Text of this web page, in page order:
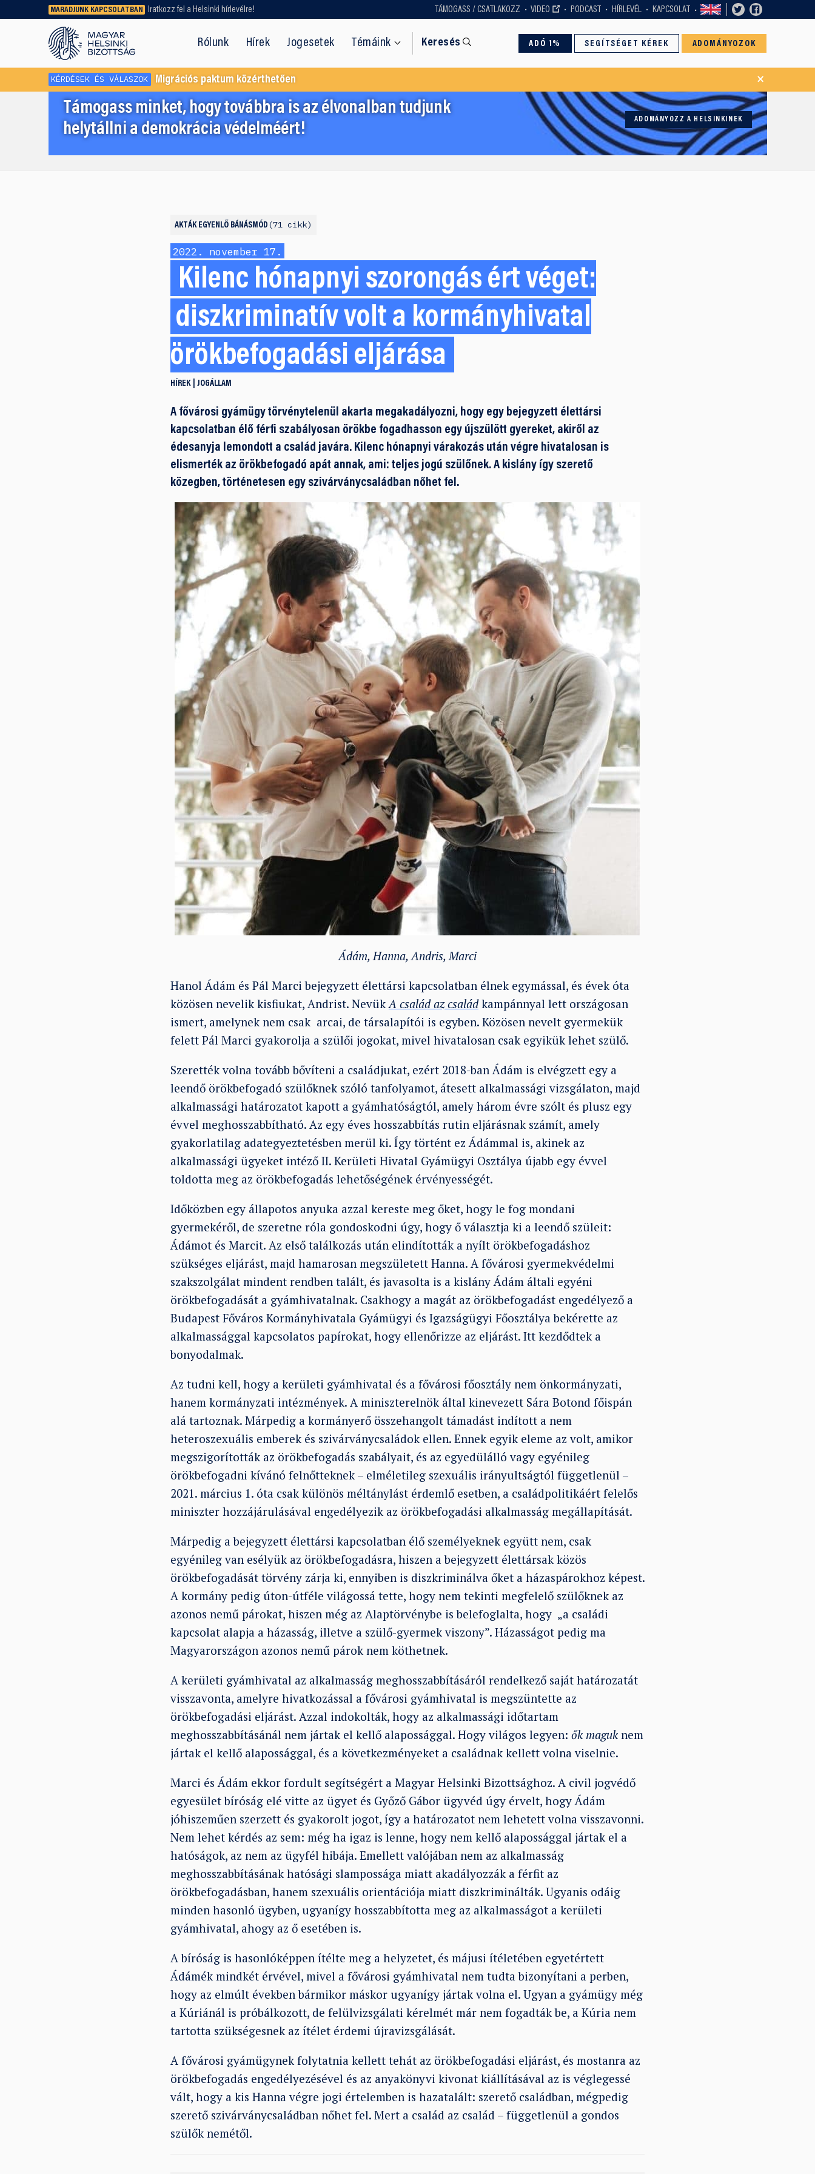
MARADJUNK KAPCSOLATBAN Iratkozz fel a Helsinki hírlevélre! TÁMOGASS / CSATLAKOZZ VIDEO PODCAST HÍRLEVÉL KAPCSOLAT
Rólunk Hírek Jogesetek Témáink Keresés ADÓ 1% SEGÍTSÉGET KÉREK ADOMÁNYOZOK
Régebbi tartalmat vagy
dokumentumot keresel? Használd a
keresőnket!
KÉRDÉSEK ÉS VÁLASZOK Migrációs paktum közérthetően ×
Támogass minket, hogy továbbra is az élvonalban tudjunk
helytállni a demokrácia védelméért!
ADOMÁNYOZZ A HELSINKINEK
AKTÁK EGYENLŐ BÁNÁSMÓD 71 cikk
2022. november 17.
Kilenc hónapnyi szorongás ért véget:
diszkriminatív volt a kormányhivatal
örökbefogadási eljárása
HÍREK JOGÁLLAM
A fővárosi gyámügy törvénytelenül akarta megakadályozni, hogy egy bejegyzett élettársi
kapcsolatban élő férfi szabályosan örökbe fogadhasson egy újszülött gyereket, akiről az
édesanyja lemondott a család javára. Kilenc hónapnyi várakozás után végre hivatalosan is
elismerték az örökbefogadó apát annak, ami: teljes jogú szülőnek. A kislány így szerető
közegben, történetesen egy szivárványcsaládban nőhet fel.
Ádám, Hanna, Andris, Marci
Hanol Ádám és Pál Marci bejegyzett élettársi kapcsolatban élnek egymással, és évek óta
közösen nevelik kisfiukat, Andrist. Nevük A család az családkampánnyal lett országosan
ismert, amelynek nem csak arcai, de társalapítói is egyben. Közösen nevelt gyermekük
felett Pál Marci gyakorolja a szülői jogokat, mivel hivatalosan csak egyikük lehet szülő.
Szerették volna tovább bővíteni a családjukat, ezért 2018-ban Ádám is elvégzett egy a
leendő örökbefogadó szülőknek szóló tanfolyamot, átesett alkalmassági vizsgálaton, majd
alkalmassági határozatot kapott a gyámhatóságtól, amely három évre szólt és plusz egy
évvel meghosszabbítható. Az egy éves hosszabbítás rutin eljárásnak számít, amely
gyakorlatilag adategyeztetésben merül ki. Így történt ez Ádámmal is, akinek az
alkalmassági ügyeket intéző II. Kerületi Hivatal Gyámügyi Osztálya újabb egy évvel
toldotta meg az örökbefogadás lehetőségének érvényességét.
Időközben egy állapotos anyuka azzal kereste meg őket, hogy le fog mondani
gyermekéről, de szeretne róla gondoskodni úgy, hogy ő választja ki a leendő szüleit:
Ádámot és Marcit. Az első találkozás után elindították a nyílt örökbefogadáshoz
szükséges eljárást, majd hamarosan megszületett Hanna. A fővárosi gyermekvédelmi
szakszolgálat mindent rendben talált, és javasolta is a kislány Ádám általi egyéni
örökbefogadását a gyámhivatalnak. Csakhogy a magát az örökbefogadást engedélyező a
Budapest Főváros Kormányhivatala Gyámügyi és Igazságügyi Főosztálya bekérette az
alkalmassággal kapcsolatos papírokat, hogy ellenőrizze az eljárást. Itt kezdődtek a
bonyodalmak.
Az tudni kell, hogy a kerületi gyámhivatal és a fővárosi főosztály nem önkormányzati,
hanem kormányzati intézmények. A miniszterelnök által kinevezett Sára Botond főispán
alá tartoznak. Márpedig a kormányerő összehangolt támadást indított a nem
heteroszexuális emberek és szivárványcsaládok ellen. Ennek egyik eleme az volt, amikor
megszigorították az örökbefogadás szabályait, és az egyedülálló vagy egyénileg
örökbefogadni kívánó felnőtteknek – elméletileg szexuális irányultságtól függetlenül –
2021. március 1. óta csak különös méltánylást érdemlő esetben, a családpolitikáért felelős
miniszter hozzájárulásával engedélyezik az örökbefogadási alkalmasság megállapítását.
Márpedig a bejegyzett élettársi kapcsolatban élő személyeknek együtt nem, csak
egyénileg van esélyük az örökbefogadásra, hiszen a bejegyzett élettársak közös
örökbefogadását törvény zárja ki, ennyiben is diszkriminálva őket a házaspárokhoz képest.
A kormány pedig úton-útféle világossá tette, hogy nem tekinti megfelelő szülőknek az
azonos nemű párokat, hiszen még az Alaptörvénybe is belefoglalta, hogy „a családi
kapcsolat alapja a házasság, illetve a szülő-gyermek viszony”. Házasságot pedig ma
Magyarországon azonos nemű párok nem köthetnek.
A kerületi gyámhivatal az alkalmasság meghosszabbításáról rendelkező saját határozatát
visszavonta, amelyre hivatkozással a fővárosi gyámhivatal is megszüntette az
örökbefogadási eljárást. Azzal indokolták, hogy az alkalmassági időtartam
meghosszabbításánál nem jártak el kellő alapossággal. Hogy világos legyen: ők maguknem
jártak el kellő alapossággal, és a következményeket a családnak kellett volna viselnie.
Marci és Ádám ekkor fordult segítségért a Magyar Helsinki Bizottsághoz. A civil jogvédő
egyesület bíróság elé vitte az ügyet és Győző Gábor ügyvéd úgy érvelt, hogy Ádám
jóhiszeműen szerzett és gyakorolt jogot, így a határozatot nem lehetett volna visszavonni.
Nem lehet kérdés az sem: még ha igaz is lenne, hogy nem kellő alapossággal jártak el a
hatóságok, az nem az ügyfél hibája. Emellett valójában nem az alkalmasság
meghosszabbításának hatósági slampossága miatt akadályozzák a férfit az
örökbefogadásban, hanem szexuális orientációja miatt diszkriminálták. Ugyanis odáig
minden hasonló ügyben, ugyanígy hosszabbította meg az alkalmasságot a kerületi
gyámhivatal, ahogy az ő esetében is.
A bíróság is hasonlóképpen ítélte meg a helyzetet, és májusi ítéletében egyetértett
Ádámék mindkét érvével, mivel a fővárosi gyámhivatal nem tudta bizonyítani a perben,
hogy az elmúlt években bármikor máskor ugyanígy jártak volna el. Ugyan a gyámügy még
a Kúriánál is próbálkozott, de felülvizsgálati kérelmét már nem fogadták be, a Kúria nem
tartotta szükségesnek az ítélet érdemi újravizsgálását.
A fővárosi gyámügynek folytatnia kellett tehát az örökbefogadási eljárást, és mostanra az
örökbefogadás engedélyezésével és az anyakönyvi kivonat kiállításával az is véglegessé
vált, hogy a kis Hanna végre jogi értelemben is hazatalált: szerető családban, mégpedig
szerető szivárványcsaládban nőhet fel. Mert a család az család – függetlenül a gondos
szülők nemétől.